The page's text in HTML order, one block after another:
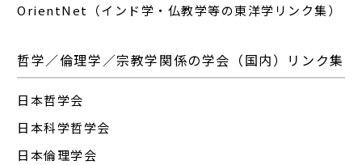
OrientNet（インド学・仏教学等の東洋学リンク集）
哲学／倫理学／宗教学関係の学会（国内）リンク集
日本哲学会
日本科学哲学会
日本倫理学会